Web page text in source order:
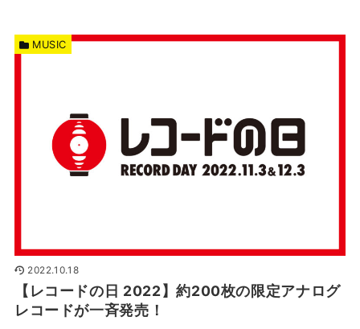
2022.10.18
【レコードの日 2022】約200枚の限定アナログ
レコードが一斉発売！
MUSIC